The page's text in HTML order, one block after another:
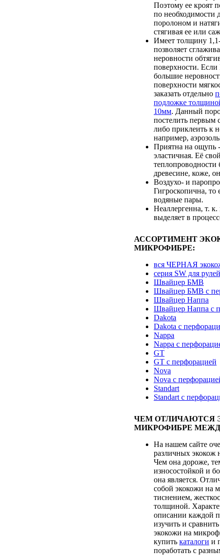
Поэтому ее кроят
по необходимости
поролоном и
стягивая ее или
Имеет толщину
позволяет
неровности
поверхности.
большие
поверхности
заказать отдельно
подложке
10мм. Данный
постелить первым
либо приклеить к
например,
Приятна на ощупь
эластичная. Её
теплопроводности
древесине, коже,
Воздухо- и
Гигроскопична, то
водяные пары.
Неаллергенна, т. к.
выделяет в
АССОРТИМЕНТ
МИКРОФИБРЕ:
вся ЧЕРНАЯ
серия SW для
Швайцер БМВ
Швайцер БМВ с
Швайцер Наппа
Швайцер Наппа с
Dakota
Dakota с
Nappa
Nappa с
GT
GT с перфорацией
Nova
Nova с
Standart
Standart с
ЧЕМ ОТЛИЧАЮТСЯ
МИКРОФИБРЕ
На нашем сайте
различных экокож
Чем она дороже,
износостойкой и
она является.
собой экокожи на
тиснением,
толщиной.
описании каждой
изучить и
экокожи на
купить каталоги и
поработать с